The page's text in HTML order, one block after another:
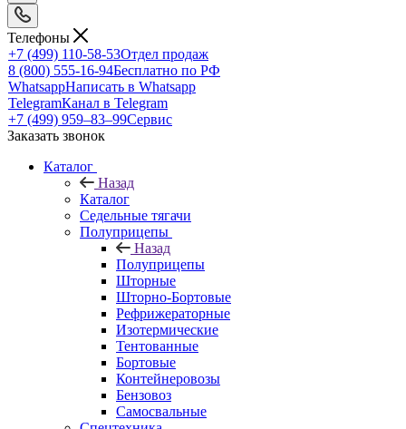
Телефоны
+7 (499) 110-58-53Отдел продаж
8 (800) 555-16-94Бесплатно по РФ
WhatsappНаписать в Whatsapp
TelegramКанал в Telegram
+7 (499) 959‒83‒99Сервис
Заказать звонок
Каталог
Назад
Каталог
Седельные тягачи
Полуприцепы
Назад
Полуприцепы
Шторные
Шторно-Бортовые
Рефрижераторные
Изотермические
Тентованные
Бортовые
Контейнеровозы
Бензовоз
Самосвальные